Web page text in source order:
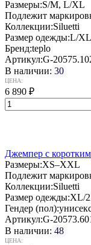
Размеры:S/M, L/XL
Подлежит
Коллекции:Siluetti
Размер одежды:L/XL
Бренд:teplo
Артикул:G-
В наличии: 30
ЦЕНА:
6 890 ₽
Джемпер с
Размеры:XS–XXL
Подлежит
Коллекции:Siluetti
Размер одежды:XL/
Гендер (пол):
Артикул:G-
В наличии: 48
ЦЕНА: